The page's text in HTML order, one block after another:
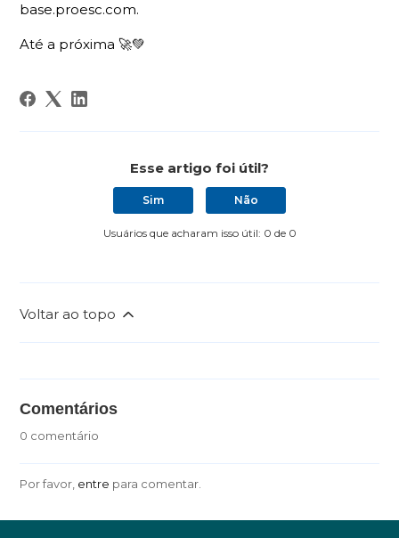
base.proesc.com.
Até a próxima 🚀💚
Esse artigo foi útil?
Sim Não
Usuários que acharam isso útil: 0 de 0
Voltar ao topo
Comentários
0 comentário
Por favor, entre para comentar.